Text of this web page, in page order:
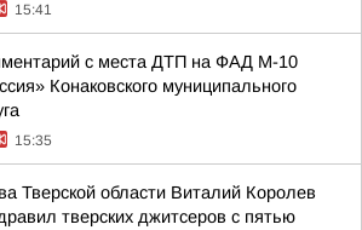
15:41
с места ДТП на ФАД М-10
Конаковского муниципального
15:35
Тверской области Виталий Королев
тверских джитсеров с пятью